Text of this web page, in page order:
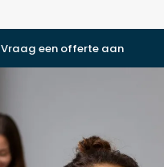
Vraag een offerte aan